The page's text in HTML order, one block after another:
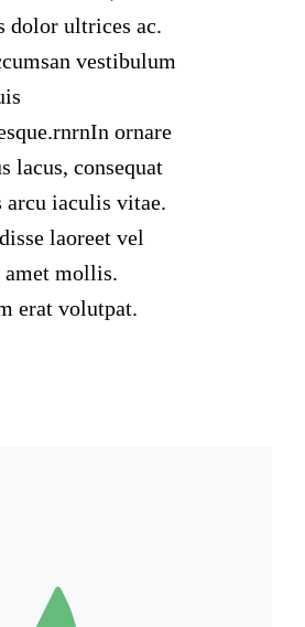
dolor ultrices ac.
vestibulum
ornare
lacus, consequat
arcu iaculis vitae.
laoreet vel
amet mollis.
erat volutpat.